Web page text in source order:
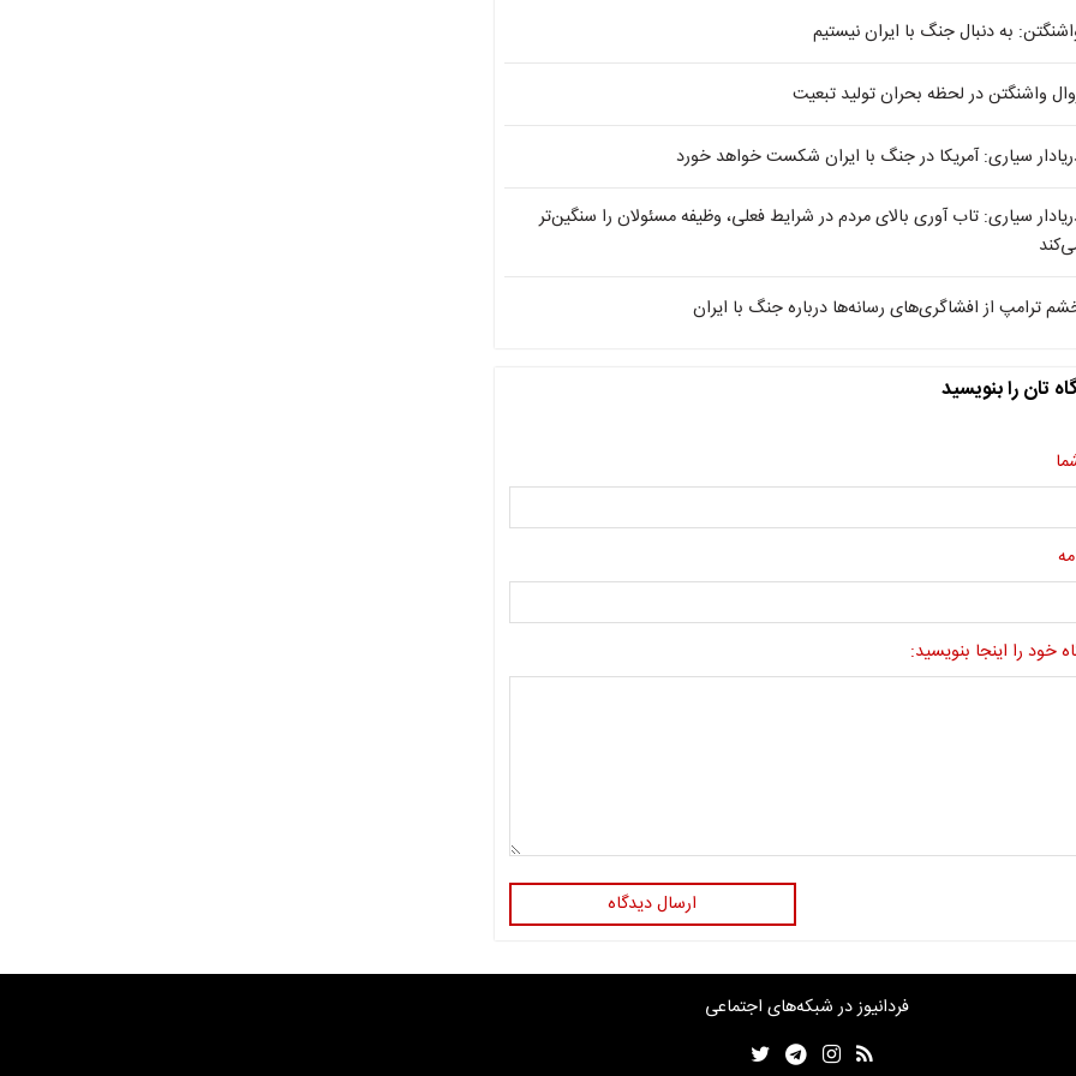
به دنبال جنگ با ایران نیستیم
واشنگتن در لحظه بحران تولید تبعیت
سیاری: آمریکا در جنگ با ایران شکست خواهد خورد
سیاری: تاب آوری بالای مردم در شرایط فعلی، وظیفه مسئولان را سنگین‌تر
ترامپ از افشاگری‌های رسانه‌ها درباره جنگ با ایران
تان را بنویسید
خود را اینجا بنویسید:
ارسال دیدگاه
فردانیوز در شبکه‌های اجتماعی